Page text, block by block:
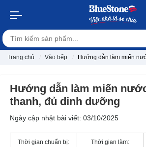
Trang chủ Vào bếp Hướng dẫn làm miến
Hướng dẫn làm miến
thanh, đủ dinh dưỡng
Ngày cập nhật bài viết: 03/10/2025
Thời gian chuẩn bị: Thời gian làm: